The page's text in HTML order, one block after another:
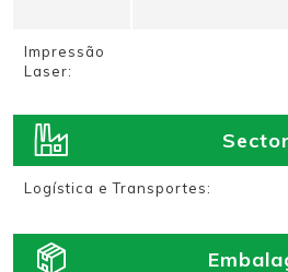
Impressão
Laser:
Logística e Transportes: